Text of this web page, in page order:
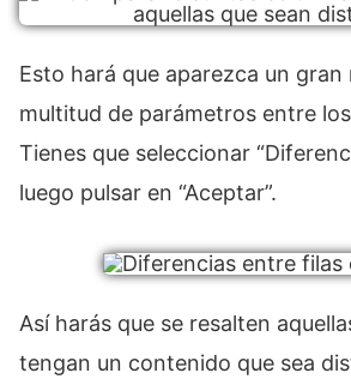
Esto hará que aparezca un gran
multitud de parámetros entre
Tienes que seleccionar
luego pulsar en “Aceptar”.
Así harás que se resalten
tengan un contenido que sea